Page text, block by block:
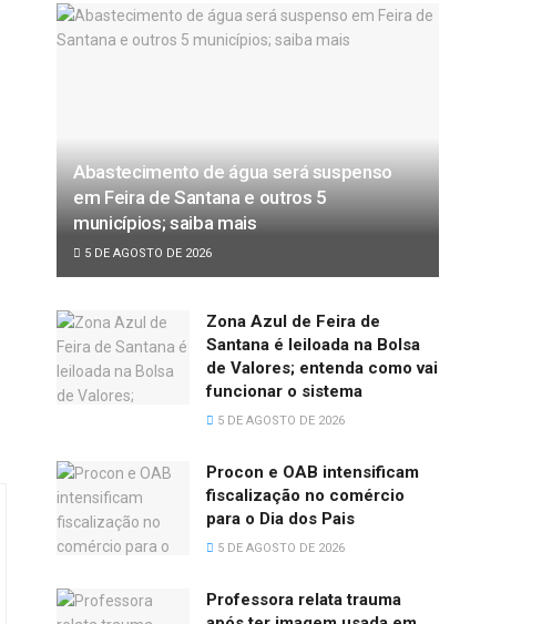
Abastecimento de água será suspenso
em Feira de Santana e outros 5
municípios; saiba mais
5 DE AGOSTO DE 2026
Zona Azul de Feira de
Santana é leiloada na Bolsa
de Valores; entenda como vai
funcionar o sistema
5 DE AGOSTO DE 2026
Procon e OAB intensificam
fiscalização no comércio
para o Dia dos Pais
5 DE AGOSTO DE 2026
Professora relata trauma